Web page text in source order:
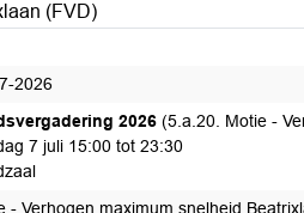
(FVD)
2026
2026 (5.a.20. Motie -
7 juli 15:00 tot 23:30
- Verhogen maximum snelheid